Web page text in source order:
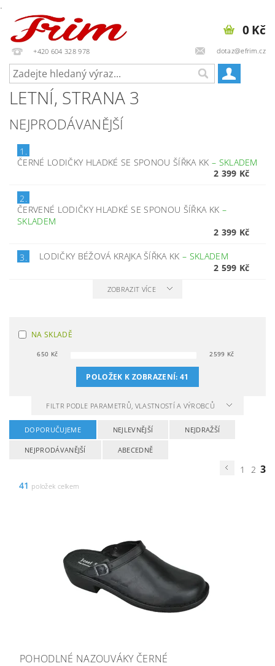
.
+420 604 328 978 dotaz@efrim.cz
0 Kč
LETNÍ, STRANA 3
NEJPRODÁVANĚJŠÍ
1.
ČERNÉ LODIČKY HLADKÉ SE SPONOU ŠÍŘKA KK – SKLADEM
2 399 Kč
2.
ČERVENÉ LODIČKY HLADKÉ SE SPONOU ŠÍŘKA KK –
SKLADEM
2 399 Kč
3. LODIČKY BÉŽOVÁ KRAJKA ŠÍŘKA KK– SKLADEM
2 599 Kč
ZOBRAZIT VÍCE
NA SKLADĚ
650 Kč 2599 Kč
POLOŽEK K ZOBRAZENÍ:41
FILTR PODLE PARAMETRŮ, VLASTNOSTÍ A VÝROBCŮ
DOPORUČUJEME NEJLEVNĚJŠÍ NEJDRAŽŠÍ
NEJPRODÁVANĚJŠÍ ABECEDNĚ
1 2 3
41 položek celkem
POHODLNÉ NAZOUVÁKY ČERNÉ